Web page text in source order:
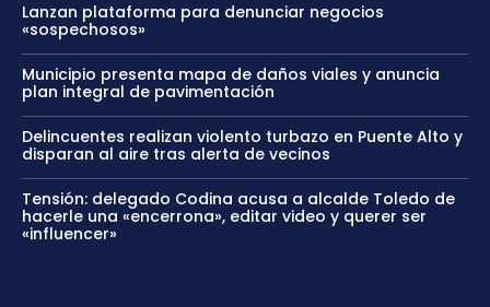
Lanzan plataforma para denunciar negocios
«sospechosos»
Municipio presenta mapa de daños viales y anuncia
plan integral de pavimentación
Delincuentes realizan violento turbazo en Puente Alto y
disparan al aire tras alerta de vecinos
Tensión: delegado Codina acusa a alcalde Toledo de
hacerle una «encerrona», editar video y querer ser
«influencer»